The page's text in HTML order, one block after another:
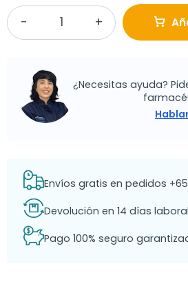
¿Necesitas ayuda?
Envíos gratis en pedidos
Devolución en 14 días
Pago 100% seguro